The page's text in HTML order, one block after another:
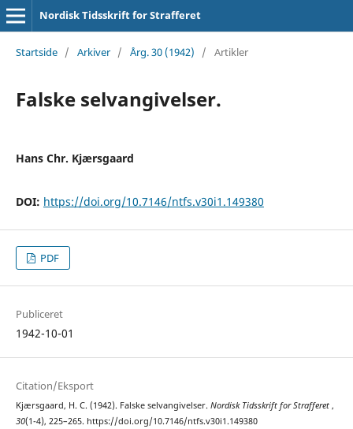
Nordisk Tidsskrift for Strafferet
Startside / Arkiver / Årg. 30 (1942) / Artikler
Falske selvangivelser.
Hans Chr. Kjærsgaard
DOI: https://doi.org/10.7146/ntfs.v30i1.149380
PDF
Publiceret
1942-10-01
Citation/Eksport
Kjærsgaard, H. C. (1942). Falske selvangivelser. Nordisk Tidsskrift for Strafferet ,
30(1-4), 225–265. https://doi.org/10.7146/ntfs.v30i1.149380